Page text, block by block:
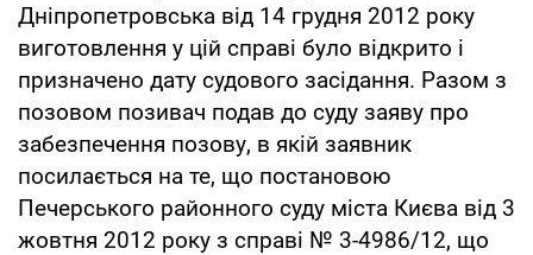
Дніпропетровська від 14 грудня 2012 року
виготовлення у цій справі було відкрито і
призначено дату судового засідання. Разом з
позовом позивач подав до суду заяву про
забезпечення позову, в якій заявник
посилається на те, що постановою
Печерського районного суду міста Києва від 3
жовтня 2012 року з справі № 3-4986/12, що